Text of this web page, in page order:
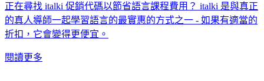
正在尋找 italki 促銷代碼以節省語言課程費用？ italki 是與真正
的真人導師一起學習語言的最實惠的方式之一 - 如果有適當的
折扣，它會變得更便宜。
閱讀更多